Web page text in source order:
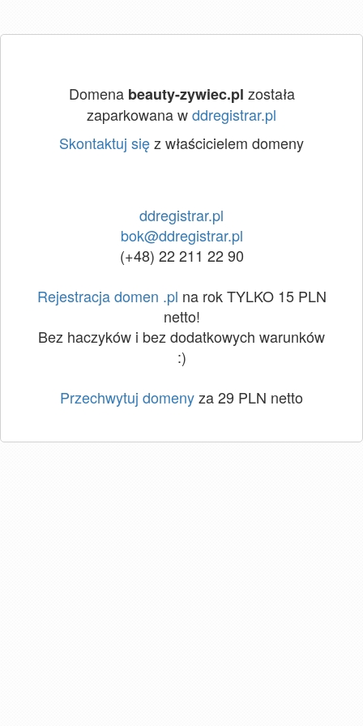
Domena beauty-zywiec.pl została
zaparkowana wddregistrar.pl
Skontaktuj sięz właścicielem domeny
ddregistrar.pl
bok@ddregistrar.pl
(+48) 22 211 22 90
Rejestracja domen .pl na rok TYLKO 15 PLN
netto!
Bez haczyków i bez dodatkowych warunków
:)
Przechwytuj domenyza 29 PLN netto